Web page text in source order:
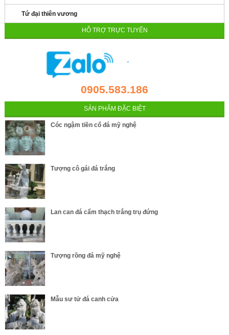
Tứ đại thiên vương
HỖ TRỢ TRỰC TUYẾN
0905.583.186
SẢN PHẨM ĐẶC BIỆT
Cóc ngậm tiền cổ đá mỹ nghệ
Tượng cô gái đá trắng
Lan can đá cẩm thạch trắng trụ đứng
Tượng rồng đá mỹ nghệ
Mẫu sư tử đá canh cửa